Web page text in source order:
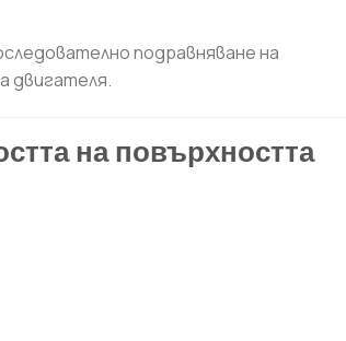
подравняване на
двигателя.
на повърхността